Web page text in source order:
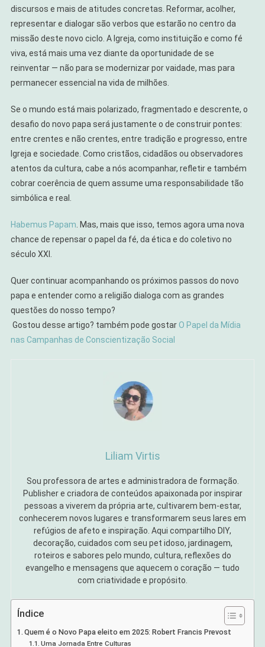
discursos e mais de atitudes concretas. Reformar, acolher,
representar e dialogar são verbos que estarão no centro da
missão deste novo ciclo. A Igreja, como instituição e como fé
viva, está mais uma vez diante da oportunidade de se
reinventar — não para se modernizar por vaidade, mas para
permanecer essencial na vida de milhões.
Se o mundo está mais polarizado, fragmentado e descrente, o
desafio do novo papa será justamente o de construir pontes:
entre crentes e não crentes, entre tradição e progresso, entre
Igreja e sociedade. Como cristãos, cidadãos ou observadores
atentos da cultura, cabe a nós acompanhar, refletir e também
cobrar coerência de quem assume uma responsabilidade tão
simbólica e real.
Habemus Papam. Mas, mais que isso, temos agora uma nova
chance de repensar o papel da fé, da ética e do coletivo no
século XXI.
Quer continuar acompanhando os próximos passos do novo
papa e entender como a religião dialoga com as grandes
questões do nosso tempo?
Gostou desse artigo? também pode gostarO Papel da Mídia
nas Campanhas de Conscientização Social
Liliam Virtis
Sou professora de artes e administradora de formação.
Publisher e criadora de conteúdos apaixonada por inspirar
pessoas a viverem da própria arte, cultivarem bem-estar,
conhecerem novos lugares e transformarem seus lares em
refúgios de afeto e inspiração. Aqui compartilho DIY,
decoração, cuidados com seu pet idoso, jardinagem,
roteiros e sabores pelo mundo, cultura, reflexões do
evangelho e mensagens que aquecem o coração — tudo
com criatividade e propósito.
Índice
Quem é o Novo Papa eleito em 2025: Robert Francis Prevost
Uma Jornada Entre Culturas